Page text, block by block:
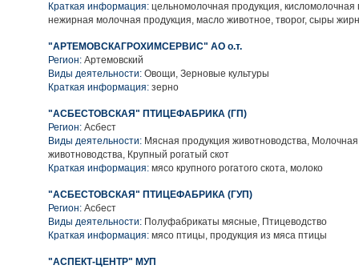
Краткая информация: цельномолочная продукция, кисломолочная
нежирная молочная продукция, масло животное, творог, сыры
"АРТЕМОВСКАГРОХИМСЕРВИС" АО о.т.
Регион: Артемовский
Виды деятельности: Овощи, Зерновые культуры
Краткая информация: зерно
"АСБЕСТОВСКАЯ" ПТИЦЕФАБРИКА (ГП)
Регион: Асбест
Виды деятельности: Мясная продукция животноводства,
животноводства, Крупный рогатый скот
Краткая информация: мясо крупного рогатого скота, молоко
"АСБЕСТОВСКАЯ" ПТИЦЕФАБРИКА (ГУП)
Регион: Асбест
Виды деятельности: Полуфабрикаты мясные, Птицеводство
Краткая информация: мясо птицы, продукция из мяса птицы
"АСПЕКТ-ЦЕНТР" МУП